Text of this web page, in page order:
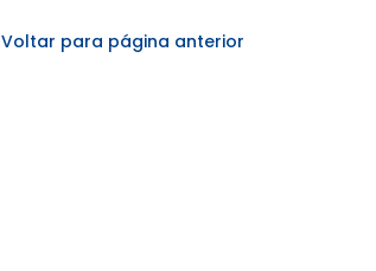
Voltar para página anterior